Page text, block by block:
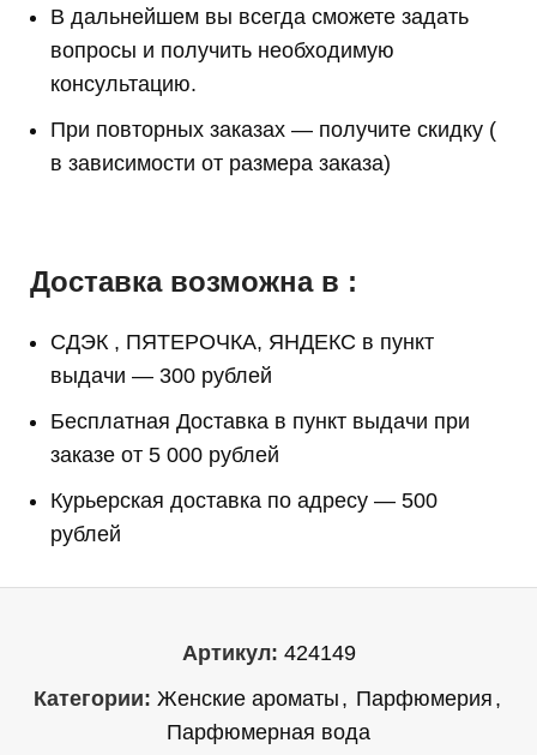
В дальнейшем вы всегда сможете задать
вопросы и получить необходимую
консультацию.
При повторных заказах — получите скидку (
в зависимости от размера заказа)
Доставка возможна в :
СДЭК , ПЯТЕРОЧКА, ЯНДЕКС в пункт
выдачи — 300 рублей
Бесплатная Доставка в пункт выдачи при
заказе от 5 000 рублей
Курьерская доставка по адресу — 500
рублей
Артикул: 424149
Категории: Женские ароматы , Парфюмерия ,
Парфюмерная вода